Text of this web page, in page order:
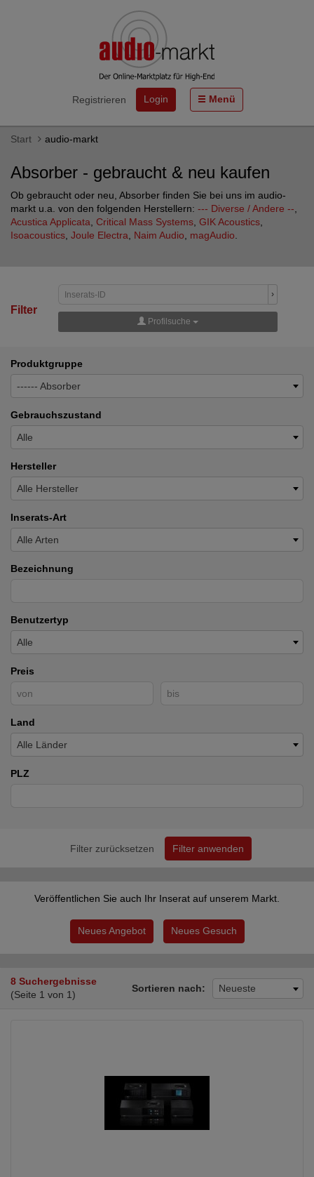
Registrieren Login Menü
Start audio-markt
Absorber - gebraucht & neu kaufen
Ob gebraucht oder neu, Absorber finden Sie bei uns im audio-
markt u.a. von den folgenden Herstellern: --- Diverse / Andere --
Acustica Applicata Critical Mass Systems GIK Acoustics
Isoacoustics Joule Electra Naim Audio magAudio
Filter
›
Profilsuche
Produktgruppe
------ Absorber
Gebrauchszustand
Alle
Hersteller
Alle Hersteller
Inserats-Art
Alle Arten
Bezeichnung
Benutzertyp
Alle
Preis
Land
Alle Länder
PLZ
Filter zurücksetzen Filter anwenden
Veröffentlichen Sie auch Ihr Inserat auf unserem Markt.
Neues Angebot Neues Gesuch
8 Suchergebnisse
(Seite 1 von 1)
Sortieren nach: Neueste